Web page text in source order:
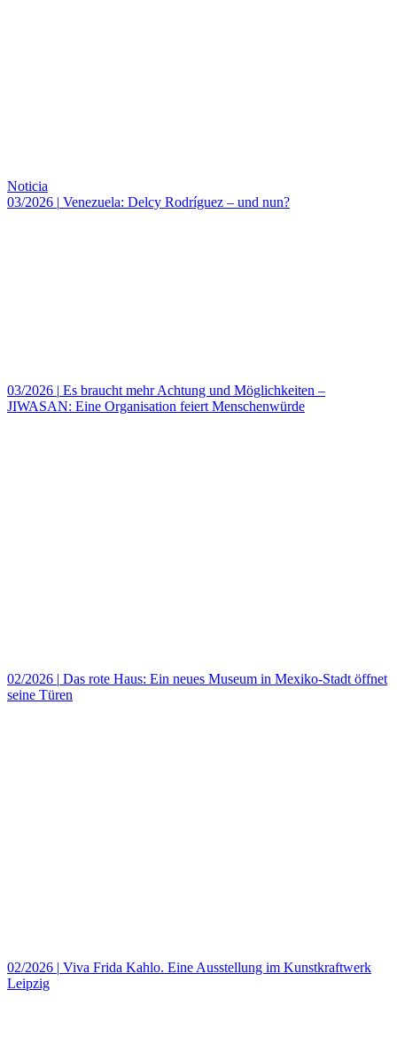
Noticia
03/2026 | Venezuela: Delcy Rodríguez – und nun?
03/2026 | Es braucht mehr Achtung und Möglichkeiten –
JIWASAN: Eine Organisation feiert Menschenwürde
02/2026 | Das rote Haus: Ein neues Museum in Mexiko‑Stadt öffnet
seine Türen
02/2026 | Viva Frida Kahlo. Eine Ausstellung im Kunstkraftwerk
Leipzig